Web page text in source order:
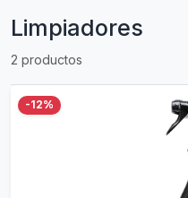
Limpiadores
2 productos
-12%